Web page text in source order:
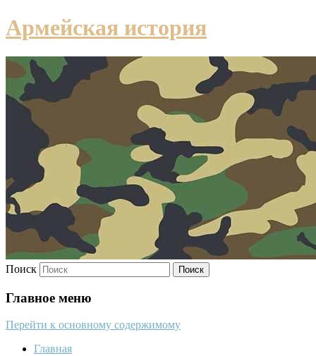
Армейская история
Поиск
Главное меню
Перейти к основному содержимому
Главная